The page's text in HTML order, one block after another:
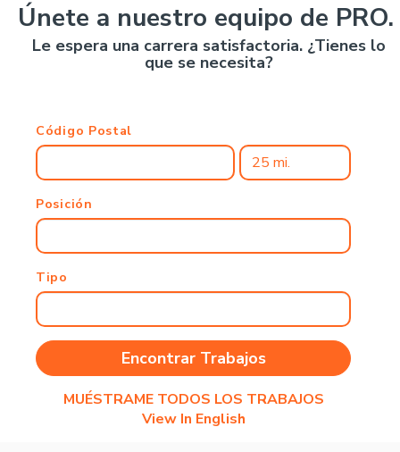
Únete a nuestro equipo de PRO.
Le espera una carrera satisfactoria. ¿Tienes lo
que se necesita?
Código Postal
Posición
Tipo
MUÉSTRAME TODOS LOS TRABAJOS
View In English